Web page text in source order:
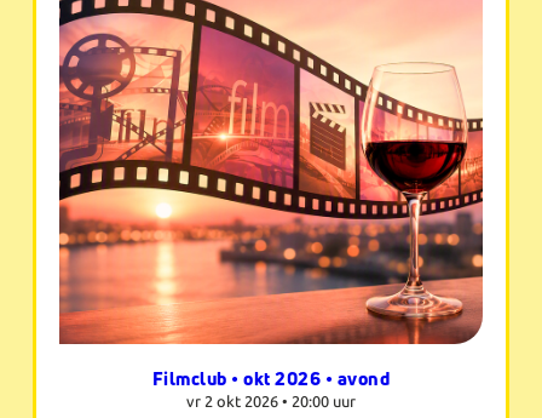
Filmclub • okt 2026 • avond
vr 2 okt 2026 • 20:00 uur